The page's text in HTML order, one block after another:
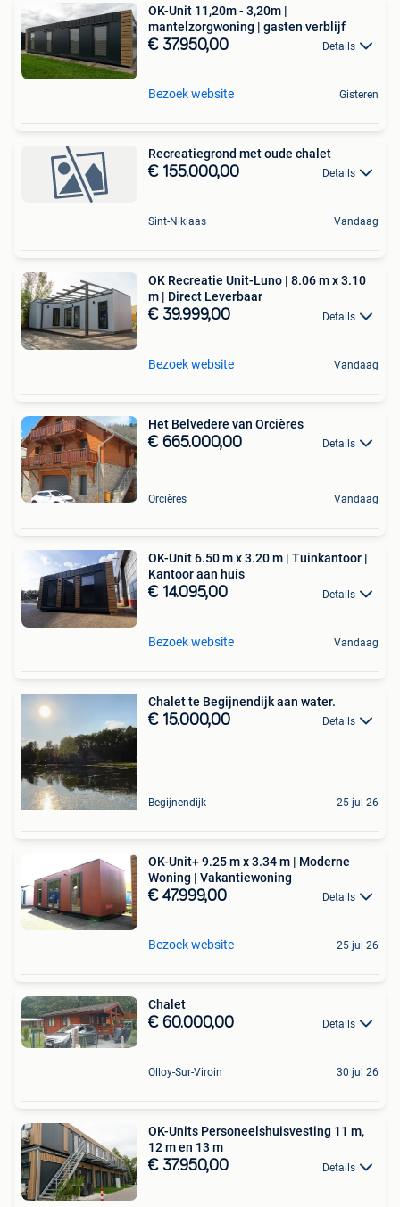
OK-Unit 11,20m - 3,20m |
mantelzorgwoning | gasten verblijf
€ 37.950,00 Details
Bezoek website Gisteren
Recreatiegrond met oude chalet
€ 155.000,00 Details
Sint-Niklaas Vandaag
OK Recreatie Unit-Luno | 8.06 m x 3.10
m | Direct Leverbaar
€ 39.999,00 Details
Bezoek website Vandaag
Het Belvedere van Orcières
€ 665.000,00 Details
Orcières Vandaag
OK-Unit 6.50 m x 3.20 m | Tuinkantoor |
Kantoor aan huis
€ 14.095,00 Details
Bezoek website Vandaag
Chalet te Begijnendijk aan water.
€ 15.000,00 Details
Begijnendijk 25 jul 26
OK-Unit+ 9.25 m x 3.34 m | Moderne
Woning | Vakantiewoning
€ 47.999,00 Details
Bezoek website 25 jul 26
Chalet
€ 60.000,00 Details
Olloy-Sur-Viroin 30 jul 26
OK-Units Personeelshuisvesting 11 m,
12 m en 13 m
€ 37.950,00 Details